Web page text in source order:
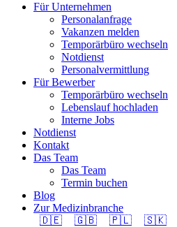
Für Unternehmen
Personalanfrage
Vakanzen melden
Temporärbüro wechseln
Notdienst
Personalvermittlung
Für Bewerber
Temporärbüro wechseln
Lebenslauf hochladen
Interne Jobs
Notdienst
Kontakt
Das Team
Das Team
Termin buchen
Blog
Zur Medizinbranche
🇩🇪
🇬🇧 🇵🇱 🇸🇰